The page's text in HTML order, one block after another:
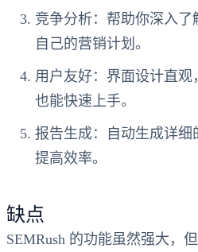
竞争分析：帮助你深入
自己的营销计划。
用户友好：界面设计直
也能快速上手。
报告生成：自动生成详
提高效率。
缺点
SEMRush 的功能虽然强大，